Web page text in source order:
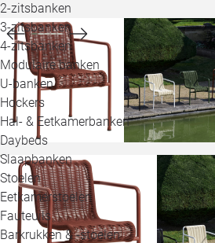
2-zitsbanken
3-zitsbanken
4-zitsbanken
Modulaire banken
U-banken
Hockers
Hal- & Eetkamerbanken
Daybeds
Slaapbanken
Stoelen
Eetkamerstoelen
Fauteuils
Barkrukken & -stoelen